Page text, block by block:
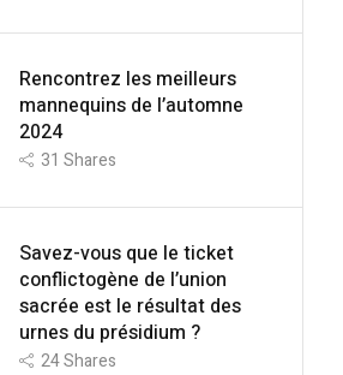
Rencontrez les meilleurs
mannequins de l’automne
2024
31 Shares
Savez-vous que le ticket
conflictogène de l’union
sacrée est le résultat des
urnes du présidium ?
24Shares